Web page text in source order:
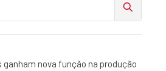
nova função na produção